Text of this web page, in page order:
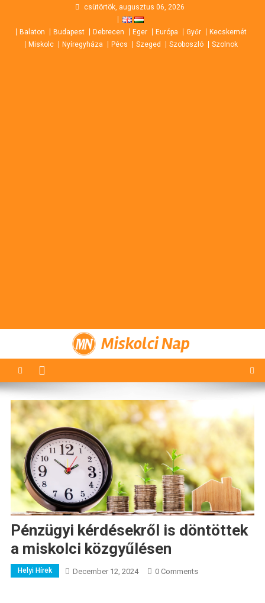
content
csütörtök, augusztus 06, 2026
Balaton Budapest Debrecen Eger Európa Győr
Kecskemét
Miskolc
Nyíregyháza Pécs Szeged Szoboszló Szolnok
Miskolci Nap
Pénzügyi kérdésekről is döntöttek
a miskolci közgyűlésen
Helyi Hírek December 12, 2024 0 Comments